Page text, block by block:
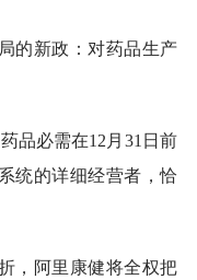
新政：对药品生产
品必需在12月31日前
统的详细经营者，恰
阿里康健将全权把